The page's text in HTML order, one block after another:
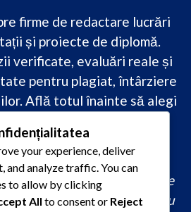
firme de redactare lucrări
și proiecte de diplomă.
verificate, evaluări reale și
pentru plagiat, întârziere
Află totul înainte să alegi
PareriLucrareLicenta.ro.
licență originală, redactare
ajutor profesional pentru
your experience, deliver
and analyze traffic. You can
to allow by clicking
All to consent or Reject